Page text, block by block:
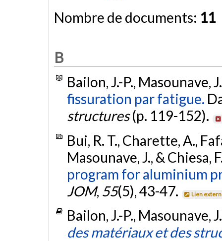
Nombre de documents: 11
B
Bailon, J.-P., Masounave,
fissuration par fatigue.
structures(p. 119-152).
Bui, R. T., Charette, A.,
Masounave, J., & Chiesa,
program for aluminium
JOM, 55(5), 43-47. Lien
Bailon, J.-P., Masounave,
des matériaux et des